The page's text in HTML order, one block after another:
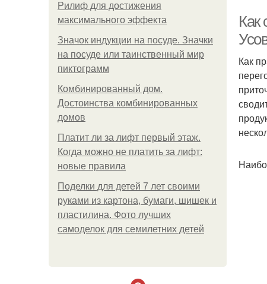
Рилиф для достижения
максимального эффекта
Значок индукции на посуде. Значки
на посуде или таинственный мир
пиктограмм
Комбинированный дом.
Достоинства комбинированных
домов
Платит ли за лифт первый этаж.
Когда можно не платить за лифт:
новые правила
Поделки для детей 7 лет своими
руками из картона, бумаги, шишек и
пластилина. Фото лучших
самоделок для семилетних детей
Как
Как